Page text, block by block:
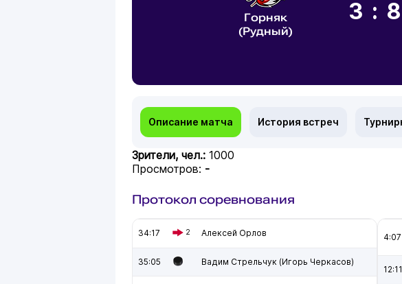
Горняк
(Рудный)
3:8
Описание матча История встреч
Зрители, чел.: 1000
Просмотров: -
Протокол соревнования
34:17 2 Алексей Орлов
35:05 Вадим Стрельчук (Игорь Черкасов)
4:07
12:11